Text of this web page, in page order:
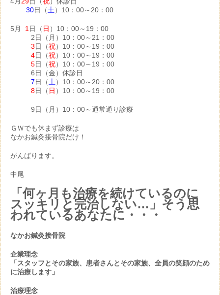
30日（土）10：00～20：00
5月 1 日（ 日 ）10：00～19：00
2日（月）10：00～21：00
3日（祝）10：00～19：00
4日（祝）10：00～19：00
5日（祝）10：00～19：00
6日（金）休診日
7日（土）10：00～20：00
8日（ 日 ）10：00～19：00
9日（月）10：00～通常通り診療
ＧＷでも休まず診療は
なかお鍼灸接骨院だけ！
がんばります。
中尾
「何ヶ月も治療を続けているのに
スッキリと完治しない…」そう思
われているあなたに・・・
なかお鍼灸接骨院
企業理念
「スタッフとその家族、患者さんとその家族、全員の笑顔のため
に治療します」
治療理念